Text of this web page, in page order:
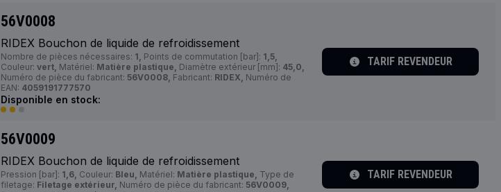
56V0008
RIDEX Bouchon de liquide de refroidissement
Nombre de pièces nécessaires: 1, Points de commutation [bar]: 1,5,
Couleur: vert, Matériel: Matière plastique, Diamètre extérieur [mm]: 45,0,
Numéro de pièce du fabricant: 56V0008, Fabricant: RIDEX, Numéro de
EAN: 4059191777570
Disponible en stock:
TARIF REVENDEUR
56V0009
RIDEX Bouchon de liquide de refroidissement
Pression [bar]: 1,6, Couleur: Bleu, Matériel: Matière plastique, Type de
filetage: Filetage extérieur, Numéro de pièce du fabricant: 56V0009,
TARIF REVENDEUR